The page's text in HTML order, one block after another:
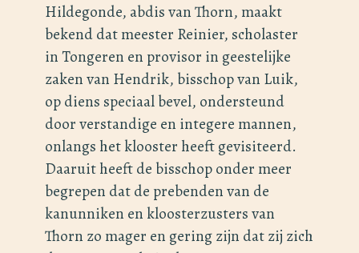
Hildegonde, abdis van Thorn, maakt
bekend dat meester Reinier, scholaster
in Tongeren en provisor in geestelijke
zaken van Hendrik, bisschop van Luik,
op diens speciaal bevel, ondersteund
door verstandige en integere mannen,
onlangs het klooster heeft gevisiteerd.
Daaruit heeft de bisschop onder meer
begrepen dat de prebenden van de
kanunniken en kloosterzusters van
Thorn zo mager en gering zijn dat zij zich